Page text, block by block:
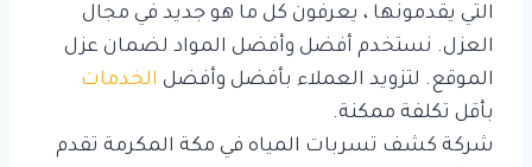
التي يقدمونها ، يعرفون كل ما هو جديد في مجال
العزل. نستخدم أفضل وأفضل المواد لضمان عزل
الموقع. لتزويد العملاء بأفضل وأفضل الخدمات
بأقل تكلفة ممكنة.
شركة كشف تسربات المياه في مكة المكرمة تقدم